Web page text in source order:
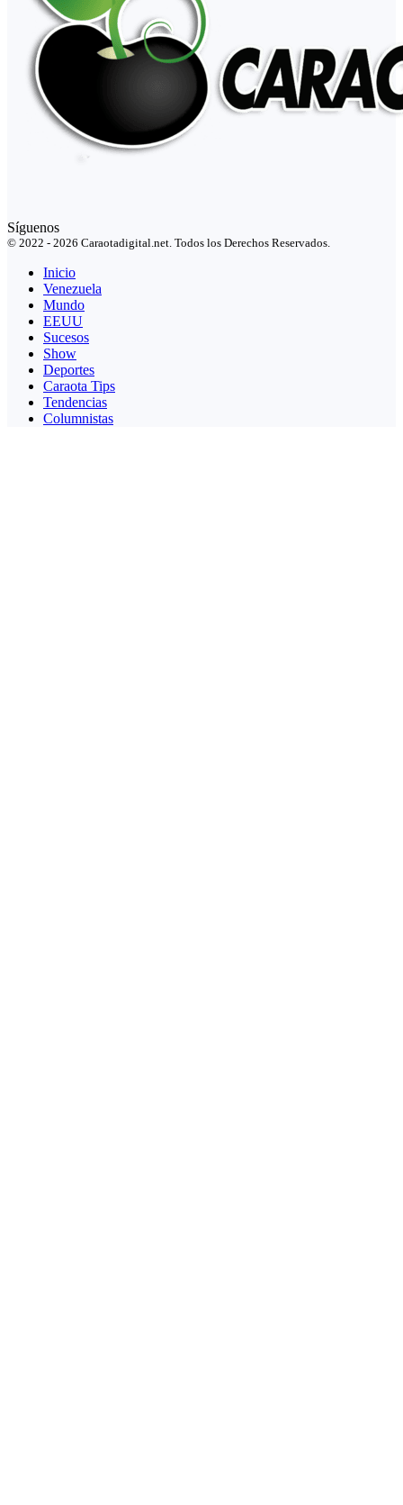
Síguenos
© 2022 - 2026 Caraotadigital.net. Todos los Derechos Reservados.
Inicio
Venezuela
Mundo
EEUU
Sucesos
Show
Deportes
Caraota Tips
Tendencias
Columnistas